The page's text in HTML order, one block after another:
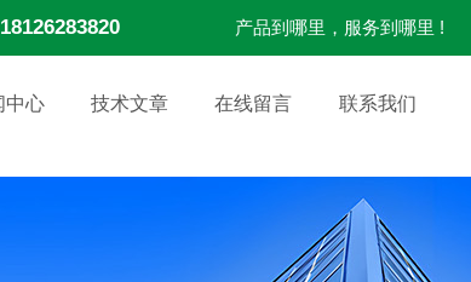
18126283820 产品到哪里，服务到哪里 !
中心 技术文章 在线留言 联系我们